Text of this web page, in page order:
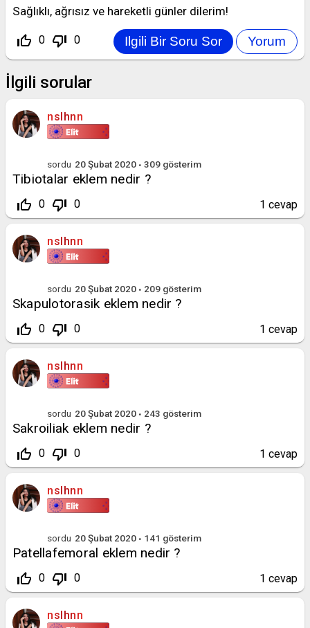
Sağlıklı, ağrısız ve hareketli günler dilerim!
thumb_up_off_alt 0 thumb_down_off_alt 0
İlgili sorular
nslhnn
sordu 20 Şubat 2020 309 gösterim
Tibiotalar eklem nedir ?
thumb_up_off_alt 0 thumb_down_off_alt 0 1 cevap
nslhnn
sordu 20 Şubat 2020 209 gösterim
Skapulotorasik eklem nedir ?
thumb_up_off_alt 0 thumb_down_off_alt 0 1 cevap
nslhnn
sordu 20 Şubat 2020 243 gösterim
Sakroiliak eklem nedir ?
thumb_up_off_alt 0 thumb_down_off_alt 0 1 cevap
nslhnn
sordu 20 Şubat 2020 141 gösterim
Patellafemoral eklem nedir ?
thumb_up_off_alt 0 thumb_down_off_alt 0 1 cevap
nslhnn